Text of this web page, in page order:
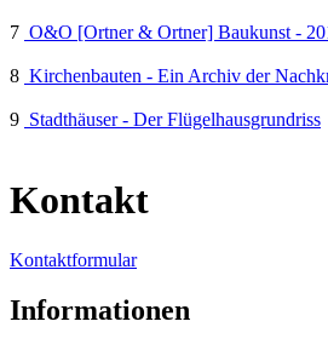
7 O&O [Ortner & Ortner] Baukunst -
8 Kirchenbauten - Ein Archiv der
9 Stadthäuser - Der Flügelhausgrundriss
Kontakt
Kontaktformular
Informationen